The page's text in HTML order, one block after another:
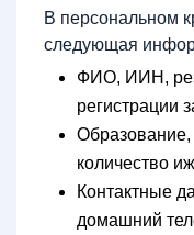
В персональном
следующая
ФИО, ИИН,
регистрации
количество
Контактные
домашний